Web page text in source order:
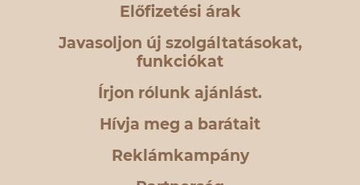
Előfizetési árak
Javasoljon új szolgáltatásokat,
funkciókat
Írjon rólunk ajánlást.
Hívja meg a barátait
Reklámkampány